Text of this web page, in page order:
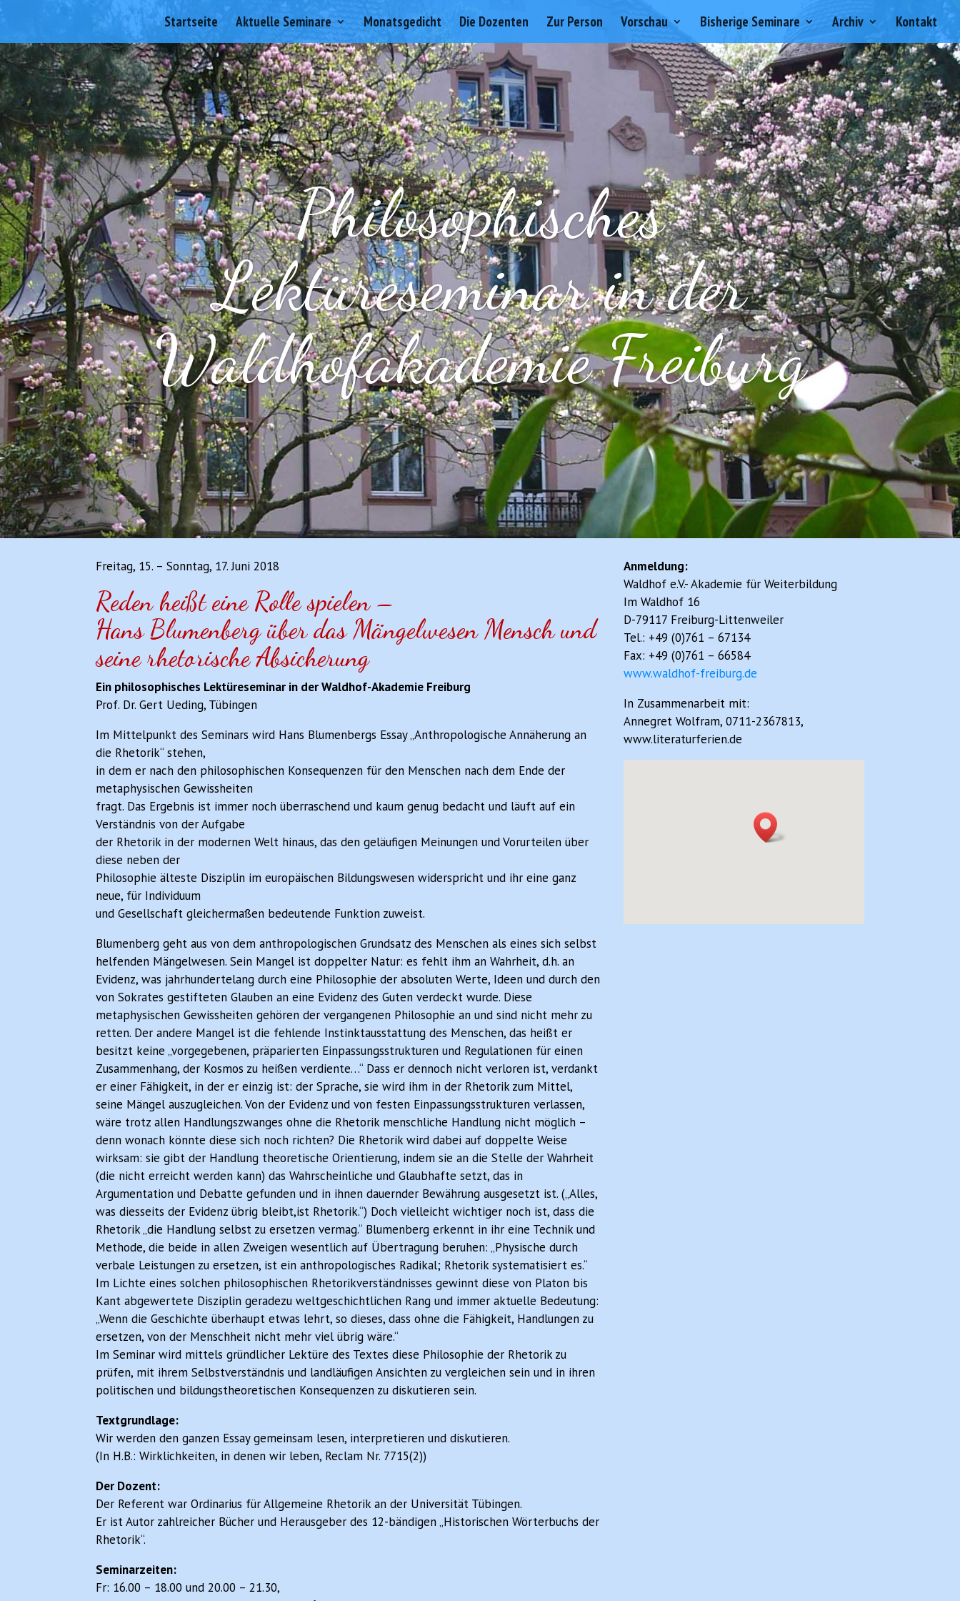
Startseite Aktuelle Seminare Monatsgedicht Die Dozenten Zur Person Vorschau Bisherige Seminare Archiv Kontakt
Philosophisches
Lektüreseminar in der
Waldhofakademie Freiburg
Freitag, 15. – Sonntag, 17. Juni 2018
Reden heißt eine Rolle spielen –
Hans Blumenberg über das Mängelwesen Mensch und
seine rhetorische Absicherung
Ein philosophisches Lektüreseminar in der Waldhof-Akademie Freiburg
Prof. Dr. Gert Ueding, Tübingen
Im Mittelpunkt des Seminars wird Hans Blumenbergs Essay „Anthropologische Annäherung an
die Rhetorik“ stehen,
in dem er nach den philosophischen Konsequenzen für den Menschen nach dem Ende der
metaphysischen Gewissheiten
fragt. Das Ergebnis ist immer noch überraschend und kaum genug bedacht und läuft auf ein
Verständnis von der Aufgabe
der Rhetorik in der modernen Welt hinaus, das den geläufigen Meinungen und Vorurteilen über
diese neben der
Philosophie älteste Disziplin im europäischen Bildungswesen widerspricht und ihr eine ganz
neue, für Individuum
und Gesellschaft gleichermaßen bedeutende Funktion zuweist.
Blumenberg geht aus von dem anthropologischen Grundsatz des Menschen als eines sich selbst
helfenden Mängelwesen. Sein Mangel ist doppelter Natur: es fehlt ihm an Wahrheit, d.h. an
Evidenz, was jahrhundertelang durch eine Philosophie der absoluten Werte, Ideen und durch den
von Sokrates gestifteten Glauben an eine Evidenz des Guten verdeckt wurde. Diese
metaphysischen Gewissheiten gehören der vergangenen Philosophie an und sind nicht mehr zu
retten. Der andere Mangel ist die fehlende Instinktausstattung des Menschen, das heißt er
besitzt keine „vorgegebenen, präparierten Einpassungsstrukturen und Regulationen für einen
Zusammenhang, der Kosmos zu heißen verdiente…“ Dass er dennoch nicht verloren ist, verdankt
er einer Fähigkeit, in der er einzig ist: der Sprache, sie wird ihm in der Rhetorik zum Mittel,
seine Mängel auszugleichen. Von der Evidenz und von festen Einpassungsstrukturen verlassen,
wäre trotz allen Handlungszwanges ohne die Rhetorik menschliche Handlung nicht möglich –
denn wonach könnte diese sich noch richten? Die Rhetorik wird dabei auf doppelte Weise
wirksam: sie gibt der Handlung theoretische Orientierung, indem sie an die Stelle der Wahrheit
(die nicht erreicht werden kann) das Wahrscheinliche und Glaubhafte setzt, das in
Argumentation und Debatte gefunden und in ihnen dauernder Bewährung ausgesetzt ist. („Alles,
was diesseits der Evidenz übrig bleibt,ist Rhetorik.“) Doch vielleicht wichtiger noch ist, dass die
Rhetorik „die Handlung selbst zu ersetzen vermag.“ Blumenberg erkennt in ihr eine Technik und
Methode, die beide in allen Zweigen wesentlich auf Übertragung beruhen: „Physische durch
verbale Leistungen zu ersetzen, ist ein anthropologisches Radikal; Rhetorik systematisiert es.“
Im Lichte eines solchen philosophischen Rhetorikverständnisses gewinnt diese von Platon bis
Kant abgewertete Disziplin geradezu weltgeschichtlichen Rang und immer aktuelle Bedeutung:
„Wenn die Geschichte überhaupt etwas lehrt, so dieses, dass ohne die Fähigkeit, Handlungen zu
ersetzen, von der Menschheit nicht mehr viel übrig wäre.“
Im Seminar wird mittels gründlicher Lektüre des Textes diese Philosophie der Rhetorik zu
prüfen, mit ihrem Selbstverständnis und landläufigen Ansichten zu vergleichen sein und in ihren
politischen und bildungstheoretischen Konsequenzen zu diskutieren sein.
Textgrundlage:
Wir werden den ganzen Essay gemeinsam lesen, interpretieren und diskutieren.
(In H.B.: Wirklichkeiten, in denen wir leben, Reclam Nr. 7715(2))
Der Dozent:
Der Referent war Ordinarius für Allgemeine Rhetorik an der Universität Tübingen.
Er ist Autor zahlreicher Bücher und Herausgeber des 12-bändigen „Historischen Wörterbuchs der
Rhetorik“.
Seminarzeiten:
Fr: 16.00 – 18.00 und 20.00 – 21.30,
Anmeldung:
Waldhof e.V.- Akademie für Weiterbildung
Im Waldhof 16
D-79117 Freiburg-Littenweiler
Tel.: +49 (0)761 – 67134
Fax: +49 (0)761 – 66584
www.waldhof-freiburg.de
In Zusammenarbeit mit:
Annegret Wolfram, 0711-2367813,
www.literaturferien.de